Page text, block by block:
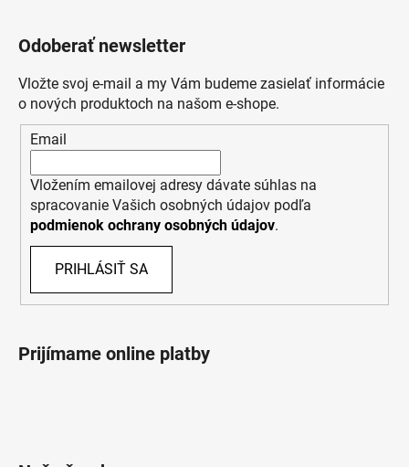
Odoberať newsletter
Vložte svoj e-mail a my Vám budeme zasielať informácie
o nových produktoch na našom e-shope.
Email
Vložením emailovej adresy dávate súhlas na
spracovanie Vašich osobných údajov podľa
podmienok ochrany osobných údajov.
PRIHLÁSIŤ SA
Prijímame online platby